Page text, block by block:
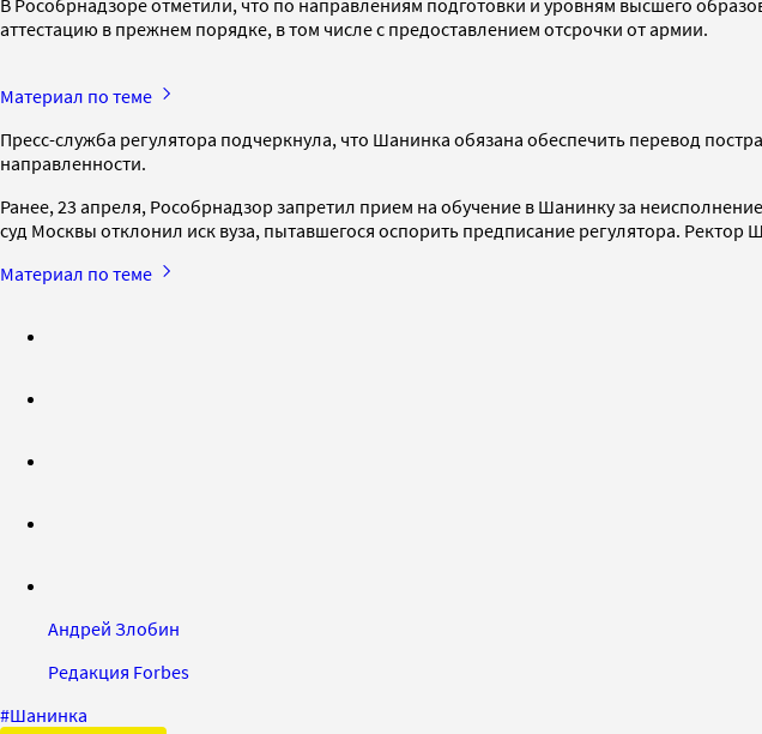
аттестацию в прежнем порядке, в том числе с предоставлением отсрочки от армии.
Материал по теме
Пресс-служба регулятора подчеркнула, что Шанинка обязана обеспечить перевод
направленности.
Ранее, 23 апреля, Рособрнадзор запретил прием на обучение в Шанинку за
суд Москвы отклонил иск вуза, пытавшегося оспорить предписание регулятора. Ректор
Материал по теме
Андрей Злобин
Редакция Forbes
#Шанинка